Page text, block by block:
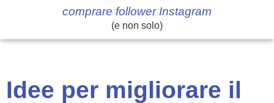
comprare follower Instagram
(e non solo)
Idee per migliorare il